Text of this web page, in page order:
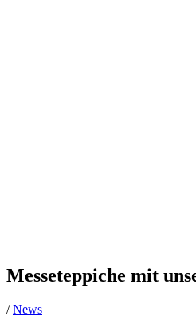
Messeteppiche mit
/News